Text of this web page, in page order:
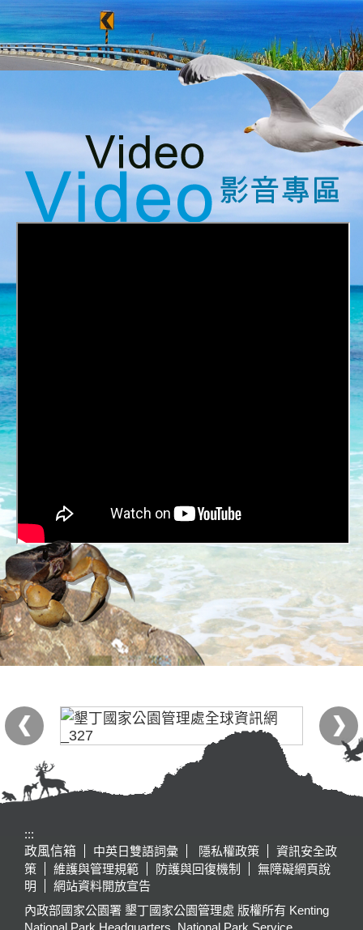
:::
政風信箱
中英日雙語詞彙 隱私權政策
資訊安全政
策
維護與管理規範 防護與回復機制
無障礙網頁說
明
網站資料開放宣告
內政部國家公園署 墾丁國家公園管理處 版權所有 Kenting
National Park Headquarters, National Park Service,